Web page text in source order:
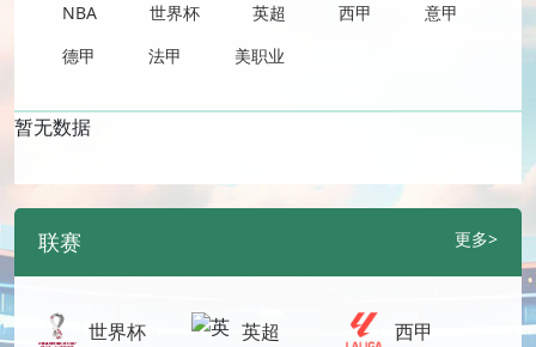
NBA 世界杯 英超 西甲
意甲
德甲
法甲 美职业
暂无数据
联赛 更多>
世界杯 英超 西甲